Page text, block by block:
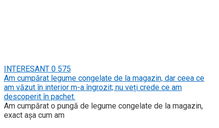
INTERESANT 0 575
Am cumpărat legume congelate de la magazin, dar ceea ce
am văzut în interior m-a îngrozit; nu veți crede ce am
descoperit în pachet.
Am cumpărat o pungă de legume congelate de la magazin,
exact așa cum am